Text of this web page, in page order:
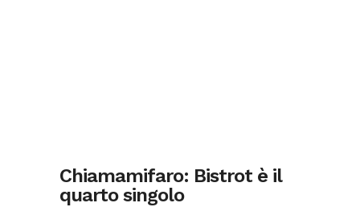
Chiamamifaro: Bistrot è il
quarto singolo